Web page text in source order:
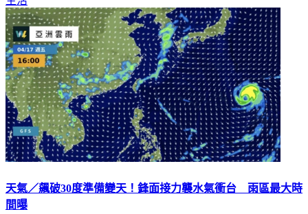
天氣／飆破30度準備變天！鋒面接力襲水氣衝台 雨區最大時
間曝